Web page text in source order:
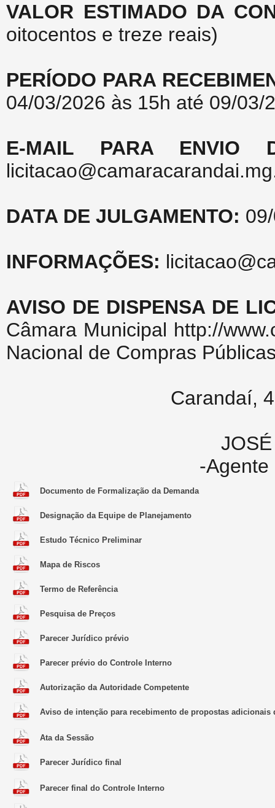
VALOR ESTIMADO DA
oitocentos e treze reais)
PERÍODO PARA
04/03/2026 às 15h até 09/03/
E-MAIL PARA ENVIO
DATA DE JULGAMENTO:
INFORMAÇÕES:
AVISO DE DISPENSA DE
Câmara Municipal http://
Nacional de Compras
Carandaí,
-Agente
Documento de Formalização da Demanda
Designação da Equipe de Planejamento
Estudo Técnico Preliminar
Mapa de Riscos
Termo de Referência
Pesquisa de Preços
Parecer Jurídico prévio
Parecer prévio do Controle Interno
Autorização da Autoridade Competente
Aviso de intenção para recebimento de propostas adicionais
Ata da Sessão
Parecer Jurídico final
Parecer final do Controle Interno